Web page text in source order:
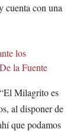
cuenta con una
los
la Fuente
Milagrito es
al disponer de
que podamos